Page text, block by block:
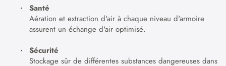
Santé
Aération et extraction d'air à chaque niveau d'armoire
assurent un échange d'air optimisé.
Sécurité
Stockage sûr de différentes substances dangereuses dans